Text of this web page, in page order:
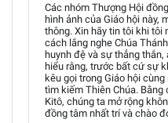
Các nhóm Thượng Hội
hình ảnh của Giáo hội này,
thông. Xin hãy tin tôi khi tôi
cách lắng nghe Chúa
huynh đệ và sự thẳng
hiểu rằng, trước bất cứ sự
kêu gọi trong Giáo hội
tìm kiếm Thiên Chúa.
Kitô, chúng ta mở rộng
đồng tâm nhất trí và chào